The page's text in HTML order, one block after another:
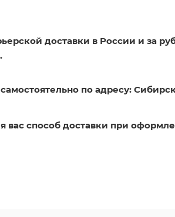
доставки в России и за
по адресу:
способ доставки при